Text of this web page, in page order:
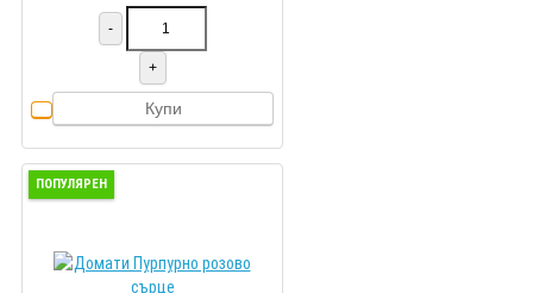
-
+
Купи
ПОПУЛЯРЕН